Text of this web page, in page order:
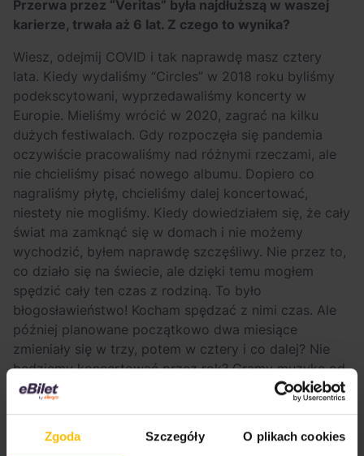
Zgoda Szczegóły O plikach cookies
Przerwa przez “Veritas” była najdłuższą w waszej
karierze, trwała aż 6 lat. Z czego to wynika?
Wiesz, odejmij COVID i tak naprawdę masz cztery
lata. Kiedy wydaliśmy “Circles” w 2018 roku byliśmy
podekscytowani, wyprzedawaliśmy koncerty w
Europie. Mieliśmy wrócić w 2020, zagrać na kilku
dużych festiwalach. Gdy rozpoczęła się pandemia
oczywiście pracowaliśmy nad różnymi rzeczami, ale
nie chcieliśmy pisać nowego albumu. Dopiero co
nagraliśmy płytę, chcieliśmy dalej koncertować,
niestety nie mogliśmy. Kiedy dowiedziałem się, że cały
świat ma zamknąć się w domach i nie możemy
wychodzić, byłem naprawdę szczęśliwy. Nie przez to,
co działo się na świecie, ale dzięki temu mogłem
spędzić cały ten czas z rodziną. To było
błogosławieństwo! Kocham spędzać z nimi czas. Ale
później planowane początkowo dwa miesiące
zmieniały się w trzy, potem w cztery i co dalej? Nie
będziemy koncertować przez rok? Gramy muzykę od
1992 roku, to była najdłuższa przerwa jaką
kiedykolwiek mieliśmy. Nie koncertowaliśmy, nie
dziwne. Gdy zbliżaliśmy się do zniesienia obostrzeń